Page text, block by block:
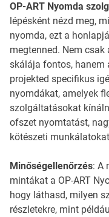
OP-ART Nyomda
lépésként nézd meg,
nyomda, ezt a
megtenned. Nem
skálája fontos, hanem
projekted specifikus
nyomdákat, amelyek
szolgáltatásokat
ofszet nyomtatást,
kötészeti
Minőségellenőrzés: A
mintákat a OP-ART
hogy láthasd, milyen
részletekre, mint